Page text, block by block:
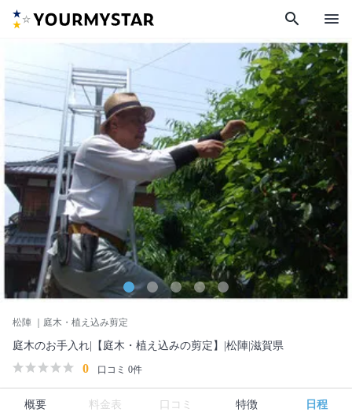
search menu
松陣 ｜庭木・植え込み剪定
庭木のお手入れ|【庭木・植え込みの剪定】|松陣|滋賀県
0 口コミ 0件
概要 料金表 口コミ 特徴 日程